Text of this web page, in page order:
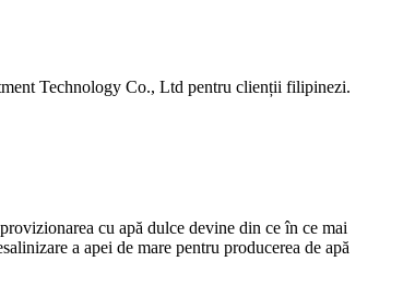
Technology Co., Ltd pentru clienții filipinezi.
cu apă dulce devine din ce în ce mai
a apei de mare pentru producerea de apă